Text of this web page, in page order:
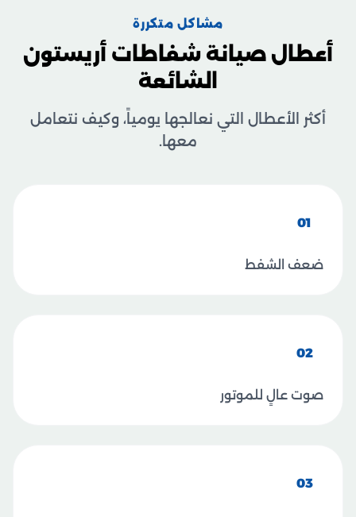
مشاكل متكررة
أعطال صيانة شفاطات أريستون
الشائعة
أكثر الأعطال التي نعالجها يومياً، وكيف نتعامل
معها.
01
ضعف الشفط
02
صوت عالٍ للموتور
03